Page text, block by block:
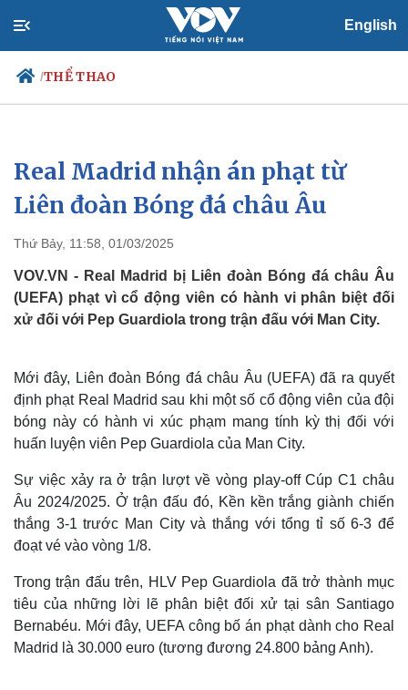
English
/THỂ THAO
Chính trị
Đảng
Tổ chức nhân sự
Nhận diện sự thật
Xã hội
Tin 24h
Dự báo thời tiết
Việc làm
Biển đảo
Real Madrid nhận án phạt từ
Liên đoàn Bóng đá châu Âu
Thứ Bảy, 11:58, 01/03/2025
VOV.VN - Real Madrid bị Liên đoàn Bóng đá châu Âu
(UEFA) phạt vì cổ động viên có hành vi phân biệt đối
xử đối với Pep Guardiola trong trận đấu với Man City.
Mới đây, Liên đoàn Bóng đá châu Âu (UEFA) đã ra quyết
định phạt Real Madrid sau khi một số cổ động viên của đội
bóng này có hành vi xúc phạm mang tính kỳ thị đối với
huấn luyện viên Pep Guardiola của Man City.
Sự việc xảy ra ở trận lượt về vòng play-off Cúp C1 châu
Âu 2024/2025. Ở trận đấu đó, Kền kền trắng giành chiến
thắng 3-1 trước Man City và thắng với tổng tỉ số 6-3 để
đoạt vé vào vòng 1/8.
Trong trận đấu trên, HLV Pep Guardiola đã trở thành mục
tiêu của những lời lẽ phân biệt đối xử tại sân Santiago
Bernabéu. Mới đây, UEFA công bố án phạt dành cho Real
Madrid là 30.000 euro (tương đương 24.800 bảng Anh).